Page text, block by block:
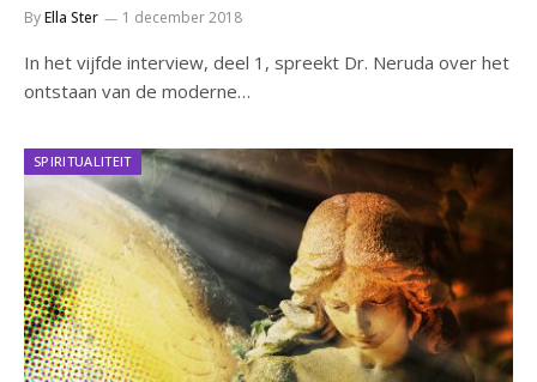
ByElla Ster 1 december 2018
In het vijfde interview, deel 1, spreekt Dr. Neruda over het
ontstaan van de moderne…
SPIRITUALITEIT